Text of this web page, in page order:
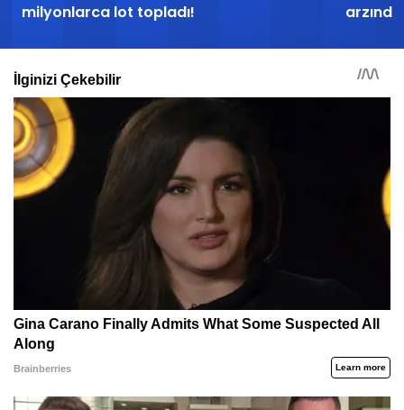
milyonlarca lot topladı!